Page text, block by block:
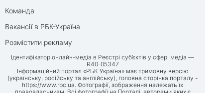
Команда
Вакансії в РБК-Україна
Розмістити рекламу
Ідентифікатор онлайн-медіа в Реєстрі суб’єктів у сфері медіа —
R40-05347
Інформаційний портал «РБК-Україна» має тримовну версію
(українську, російську та англійську), головна сторінка порталу -
https://www.rbc.ua. Фотографії, зображення належать їх